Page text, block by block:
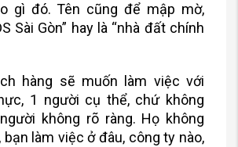
gì đó. Tên cũng để mập mờ,
Sài Gòn” hay là “nhà đất chính
hàng sẽ muốn làm việc với
1 người cụ thể, chứ không
không rõ ràng. Họ không
bạn làm việc ở đâu, công ty nào,